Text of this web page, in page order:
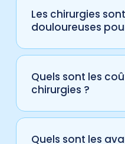
complexes, des
neurologiques ou
spécifique, une
chirurgien
Les chirurgies
douloureuses
Nos chirurgiens
des
gestion optimale de
pendant et après
Quels sont les
chirurgies ?
Les coûts varient en
complexité de
Quels sont les